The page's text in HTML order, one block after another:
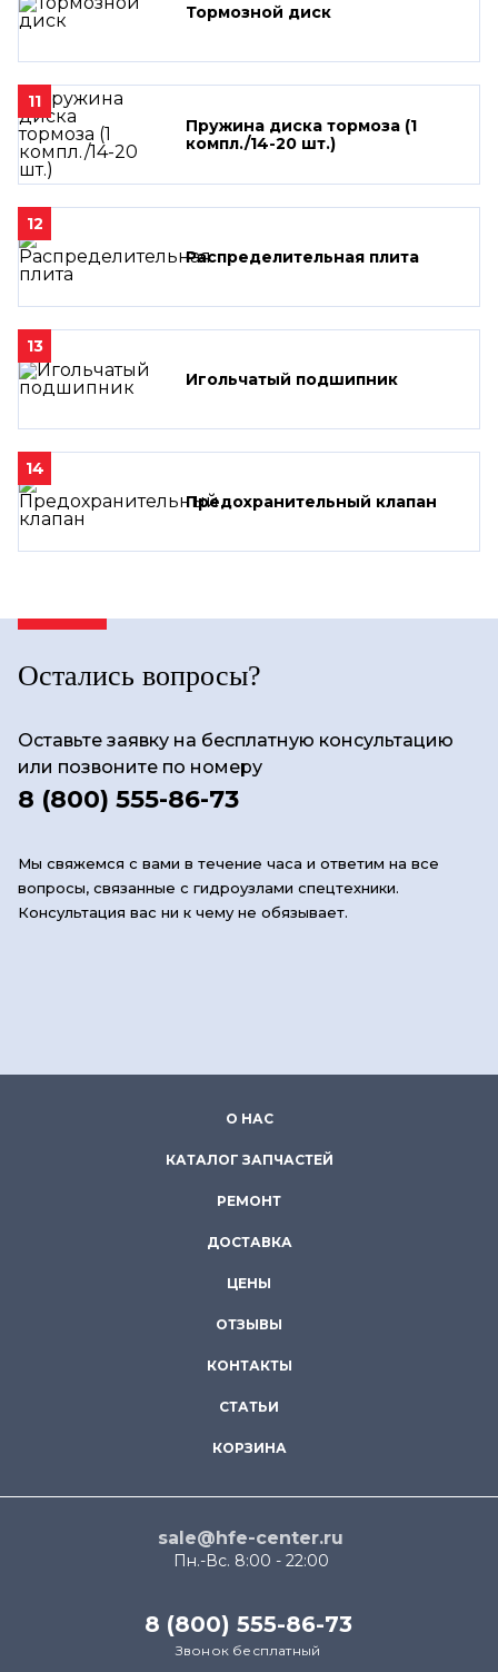
Тормозной диск
11
Пружина диска тормоза (1
компл./14-20 шт.)
12
Распределительная плита
13
Игольчатый подшипник
14
Предохранительный клапан
Остались вопросы?
Оставьте заявку на бесплатную консультацию
или позвоните по номеру
8 (800) 555-86-73
Мы свяжемся с вами в течение часа и ответим на все
вопросы, связанные с гидроузлами спецтехники.
Консультация вас ни к чему не обязывает.
О НАС
КАТАЛОГ ЗАПЧАСТЕЙ
РЕМОНТ
ДОСТАВКА
ЦЕНЫ
ОТЗЫВЫ
КОНТАКТЫ
СТАТЬИ
КОРЗИНА
sale@hfe-center.ru
Пн.-Вс. 8:00 - 22:00
8 (800) 555-86-73
Звонок бесплатный